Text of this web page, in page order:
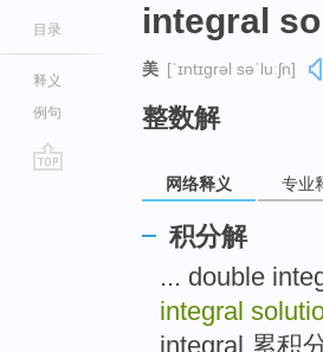
目录
释义
例句
integral
美 [ˈɪntɪɡrəl səˈluːʃn]
整数解
网络释义 专业
积分解
... double
integral
integral 累积